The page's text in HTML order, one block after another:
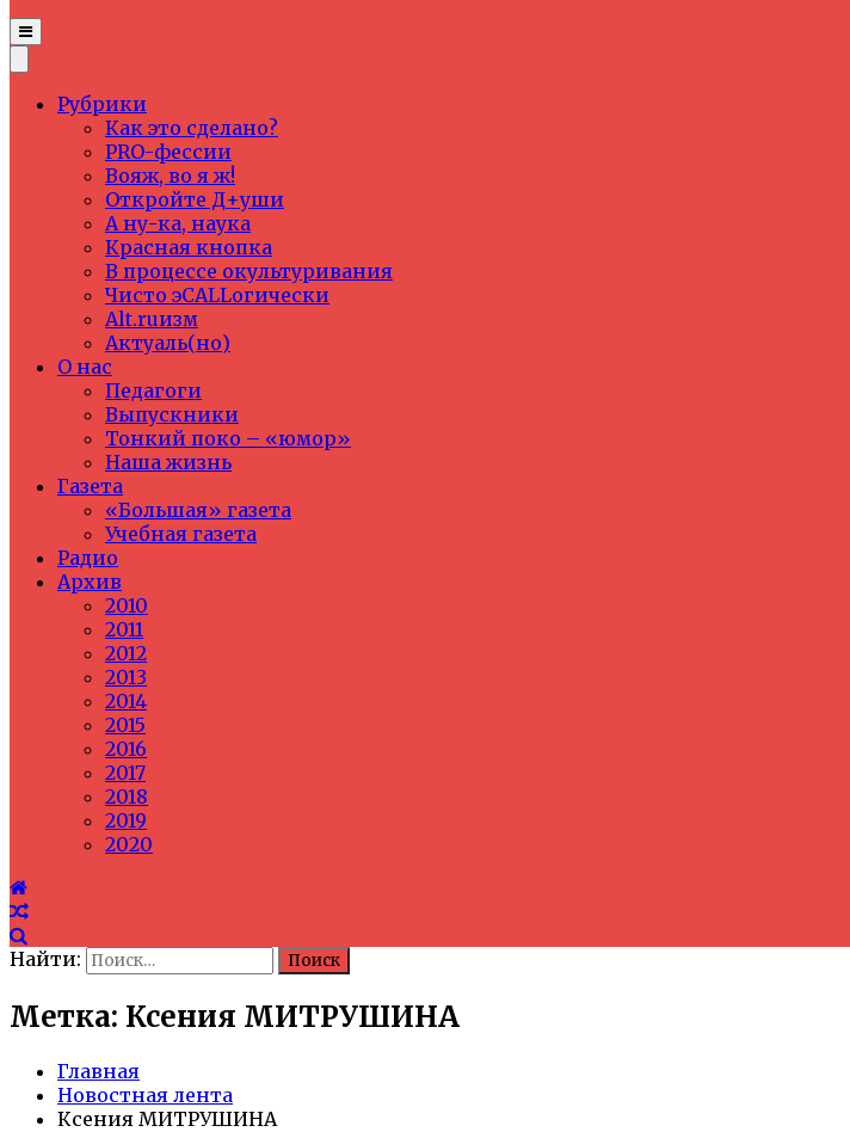
Рубрики
Как это сделано?
PRO-фессии
Вояж, во я ж!
Откройте Д+уши
А ну-ка, наука
Красная кнопка
В процессе окультуривания
Чисто эCALLогически
Alt.ruизм
Актуаль(но)
О нас
Педагоги
Выпускники
Тонкий поко – «юмор»
Наша жизнь
Газета
«Большая» газета
Учебная газета
Радио
Архив
2010
2011
2012
2013
2014
2015
2016
2017
2018
2019
2020
Найти:
Метка: Ксения МИТРУШИНА
Главная
Новостная лента
Ксения МИТРУШИНА